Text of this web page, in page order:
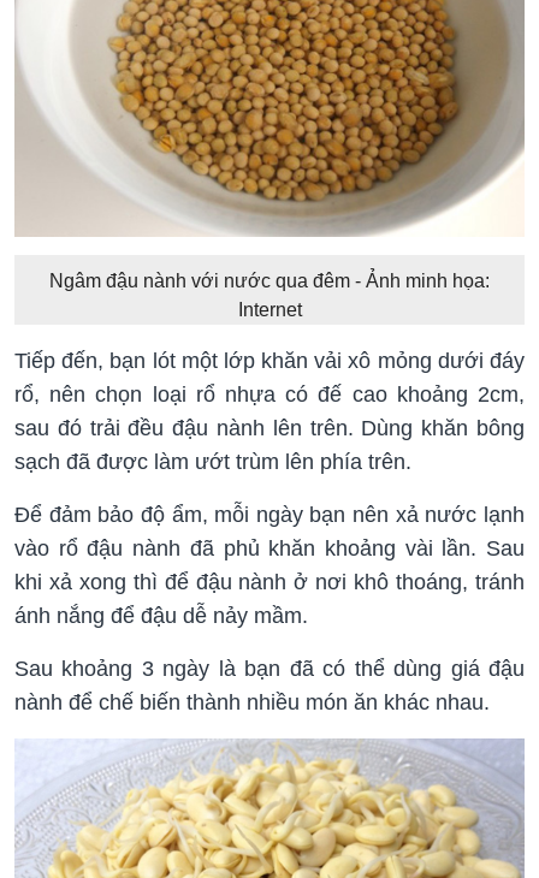
Ngâm đậu nành với nước qua đêm - Ảnh minh họa:
Internet
Tiếp đến, bạn lót một lớp khăn vải xô mỏng dưới đáy
rổ, nên chọn loại rổ nhựa có đế cao khoảng 2cm,
sau đó trải đều đậu nành lên trên. Dùng khăn bông
sạch đã được làm ướt trùm lên phía trên.
Để đảm bảo độ ẩm, mỗi ngày bạn nên xả nước lạnh
vào rổ đậu nành đã phủ khăn khoảng vài lần. Sau
khi xả xong thì để đậu nành ở nơi khô thoáng, tránh
ánh nắng để đậu dễ nảy mầm.
Sau khoảng 3 ngày là bạn đã có thể dùng giá đậu
nành để chế biến thành nhiều món ăn khác nhau.